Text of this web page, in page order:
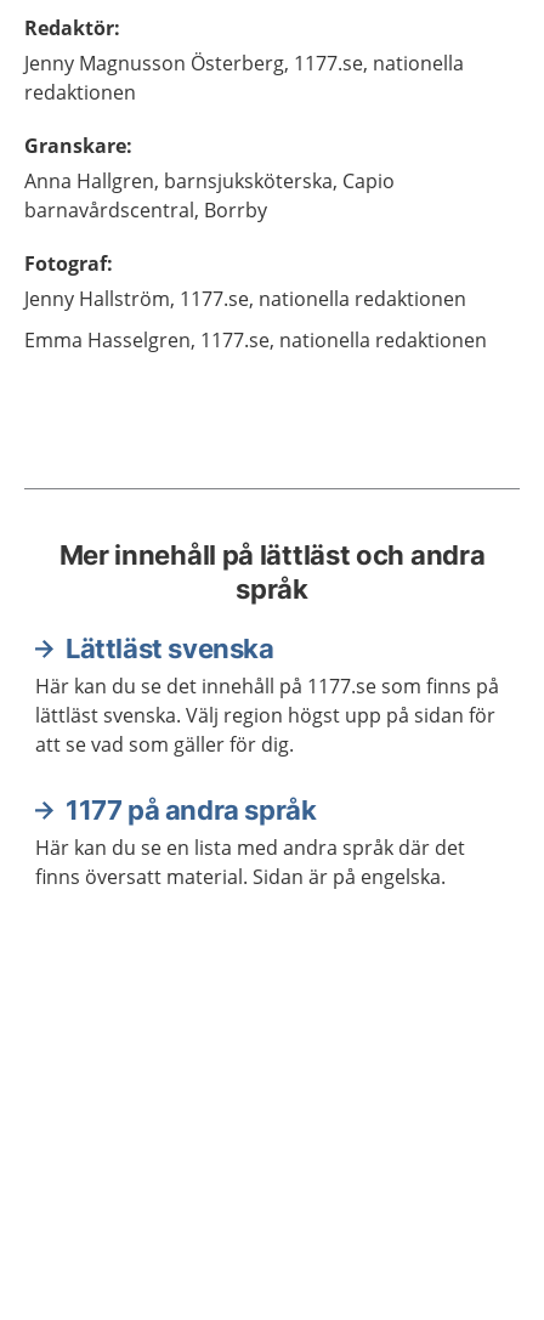
Redaktör:
Jenny Magnusson Österberg, 1177.se, nationella
redaktionen
Granskare:
Anna Hallgren, barnsjuksköterska, Capio
barnavårdscentral, Borrby
Fotograf:
Jenny Hallström, 1177.se, nationella redaktionen
Emma Hasselgren, 1177.se, nationella redaktionen
Mer innehåll på lättläst och andra
språk
Lättläst svenska
Här kan du se det innehåll på 1177.se som finns på
lättläst svenska. Välj region högst upp på sidan för
att se vad som gäller för dig.
1177 på andra språk
Här kan du se en lista med andra språk där det
finns översatt material. Sidan är på engelska.